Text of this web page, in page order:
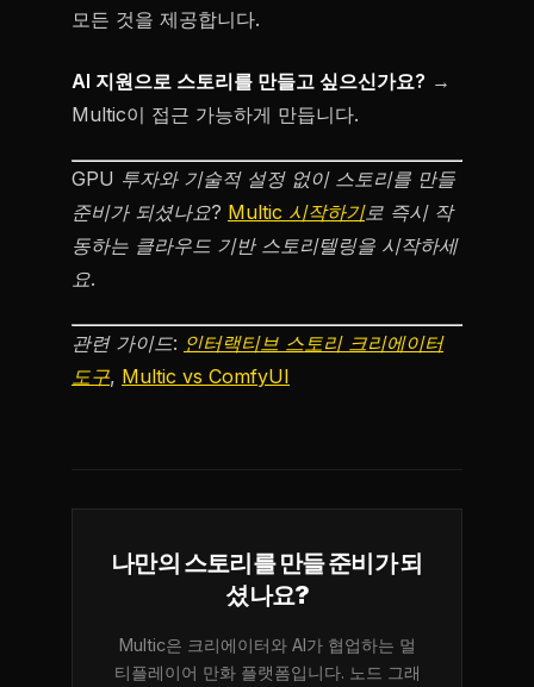
모든 것을 제공합니다.
AI 지원으로 스토리를 만들고 싶으신가요? →
Multic이 접근 가능하게 만듭니다.
GPU 투자와 기술적 설정 없이 스토리를 만들
준비가 되셨나요? Multic 시작하기로 즉시 작
동하는 클라우드 기반 스토리텔링을 시작하세
요.
관련 가이드: 인터랙티브 스토리 크리에이터
도구, Multic vs ComfyUI
나만의 스토리를 만들 준비가 되
셨나요?
Multic은 크리에이터와 AI가 협업하는 멀
티플레이어 만화 플랫폼입니다. 노드 그래